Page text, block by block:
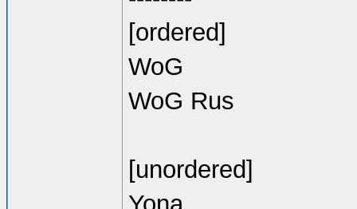
[ordered]
WoG
WoG Rus
[unordered]